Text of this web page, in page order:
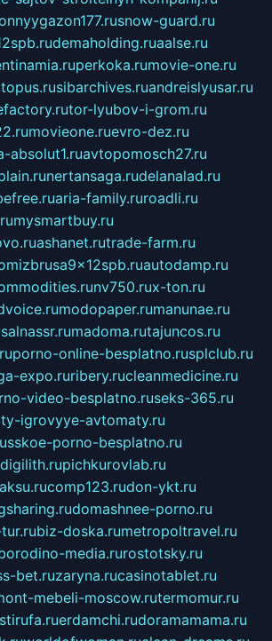
snow-guard.ru
demaholding.ruaalse.ru
perkoka.rumovie-one.ru
sibarchives.ruandreislyusar.ru
tor-lyubov-i-grom.ru
movieone.ruevro-dez.ru
absolut1.ruavtopomosch27.ru
nertansaga.rudelanalad.ru
aria-family.ruroadli.ru
mysmartbuy.ru
ashanet.rutrade-farm.ru
autodamp.ru
nv750.rux-ton.ru
modopaper.rumanunae.ru
madoma.rutajuncos.ru
porno-online-besplatno.rusplclub.ru
expo.ruribery.rucleanmedicine.ru
video-besplatno.ruseks-365.ru
igrovyye-avtomaty.ru
porno-besplatno.ru
digilith.rupichkurovlab.ru
comp123.rudon-ykt.ru
domashnee-porno.ru
biz-doska.rumetropoltravel.ru
media.rurostotsky.ru
bet.ruzaryna.rucasinotablet.ru
mebeli-moscow.rutermomur.ru
erdamchi.rudoramamama.ru